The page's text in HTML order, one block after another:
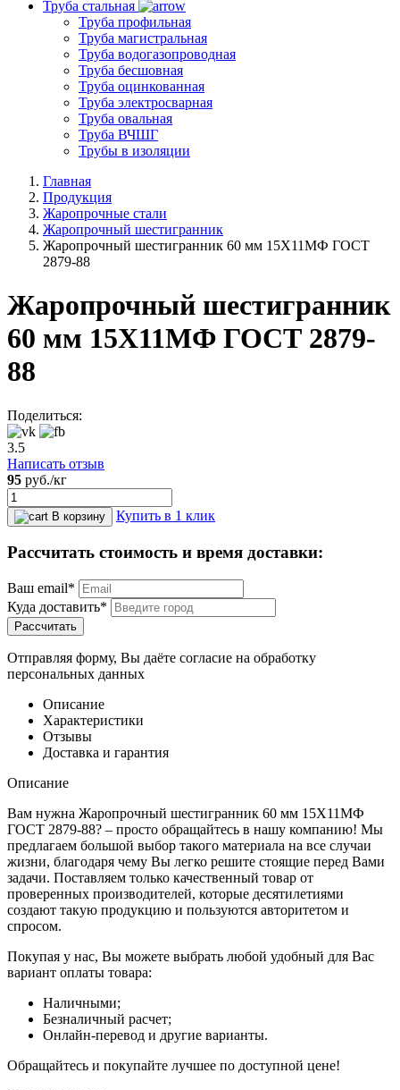
Труба стальная
Труба профильная
Труба магистральная
Труба водогазопроводная
Труба бесшовная
Труба оцинкованная
Труба электросварная
Труба овальная
Труба ВЧШГ
Трубы в изоляции
Главная
Продукция
Жаропрочные стали
Жаропрочный шестигранник
Жаропрочный шестигранник 60 мм 15Х11МФ ГОСТ
2879-88
Жаропрочный шестигранник
60 мм 15Х11МФ ГОСТ 2879-
88
Поделиться:
3.5
Написать отзыв
95 руб./кг
В корзину Купить в 1 клик
Рассчитать стоимость и время доставки:
Ваш email*
Куда доставить*
Рассчитать
Отправляя форму, Вы даёте согласие на обработку
персональных данных
Описание
Характеристики
Отзывы
Доставка и гарантия
Описание
Вам нужна Жаропрочный шестигранник 60 мм 15Х11МФ
ГОСТ 2879-88? – просто обращайтесь в нашу компанию! Мы
предлагаем большой выбор такого материала на все случаи
жизни, благодаря чему Вы легко решите стоящие перед Вами
задачи. Поставляем только качественный товар от
проверенных производителей, которые десятилетиями
создают такую продукцию и пользуются авторитетом и
спросом.
Покупая у нас, Вы можете выбрать любой удобный для Вас
вариант оплаты товара:
Наличными;
Безналичный расчет;
Онлайн-перевод и другие варианты.
Обращайтесь и покупайте лучшее по доступной цене!